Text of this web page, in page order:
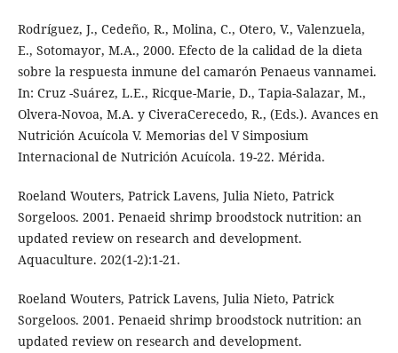
Rodríguez, J., Cedeño, R., Molina, C., Otero, V., Valenzuela,
E., Sotomayor, M.A., 2000. Efecto de la calidad de la dieta
sobre la respuesta inmune del camarón Penaeus vannamei.
In: Cruz -Suárez, L.E., Ricque-Marie, D., Tapia-Salazar, M.,
Olvera-Novoa, M.A. y CiveraCerecedo, R., (Eds.). Avances en
Nutrición Acuícola V. Memorias del V Simposium
Internacional de Nutrición Acuícola. 19-22. Mérida.
Roeland Wouters, Patrick Lavens, Julia Nieto, Patrick
Sorgeloos. 2001. Penaeid shrimp broodstock nutrition: an
updated review on research and development.
Aquaculture. 202(1-2):1-21.
Roeland Wouters, Patrick Lavens, Julia Nieto, Patrick
Sorgeloos. 2001. Penaeid shrimp broodstock nutrition: an
updated review on research and development.